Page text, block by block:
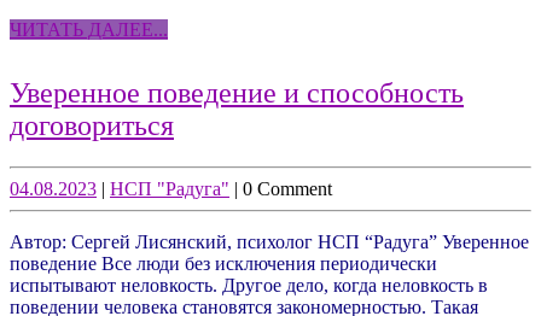
ЧИТАТЬ ДАЛЕЕ...
Уверенное поведение и способность
договоритьсяУверенное
и
способность
договориться
04.08.202304.08.2023
| НСП "Радуга" НСП
"Радуга"
| 0 Comment
Автор: Сергей Лисянский, психолог НСП “Радуга” Уверенное
поведение Все люди без исключения периодически
испытывают неловкость. Другое дело, когда неловкость в
поведении человека становятся закономерностью. Такая